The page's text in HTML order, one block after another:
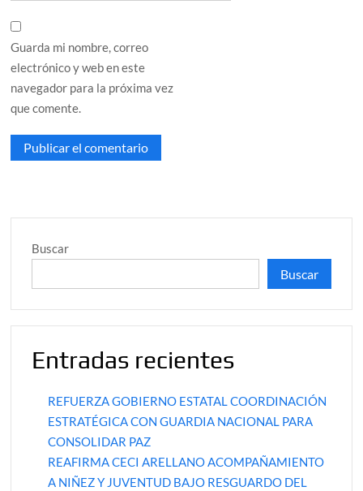
Guarda mi nombre, correo
electrónico y web en este
navegador para la próxima vez
que comente.
Buscar
Buscar
Entradas recientes
REFUERZA GOBIERNO ESTATAL COORDINACIÓN
ESTRATÉGICA CON GUARDIA NACIONAL PARA
CONSOLIDAR PAZ
REAFIRMA CECI ARELLANO ACOMPAÑAMIENTO
A NIÑEZ Y JUVENTUD BAJO RESGUARDO DEL